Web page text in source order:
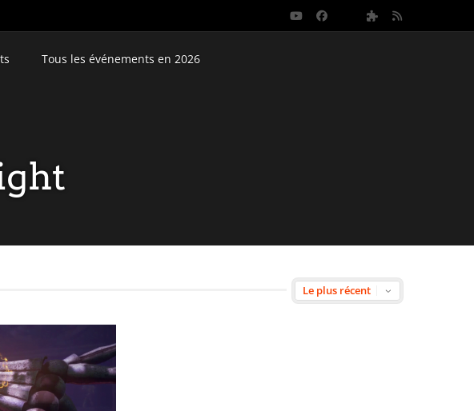
Tous les événements en 2026